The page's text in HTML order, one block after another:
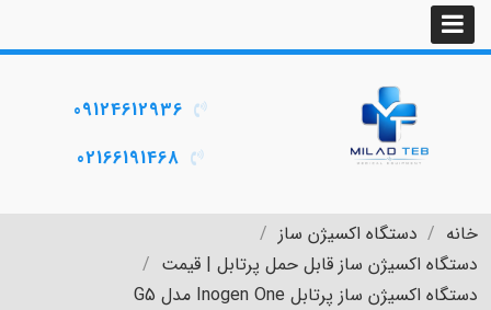
09124612936
02166191468
خانه
دستگاه اکسیژن ساز
دستگاه اکسیژن ساز قابل حمل پرتابل | قیمت
دستگاه اکسیژن ساز پرتابل Inogen One مدل G5